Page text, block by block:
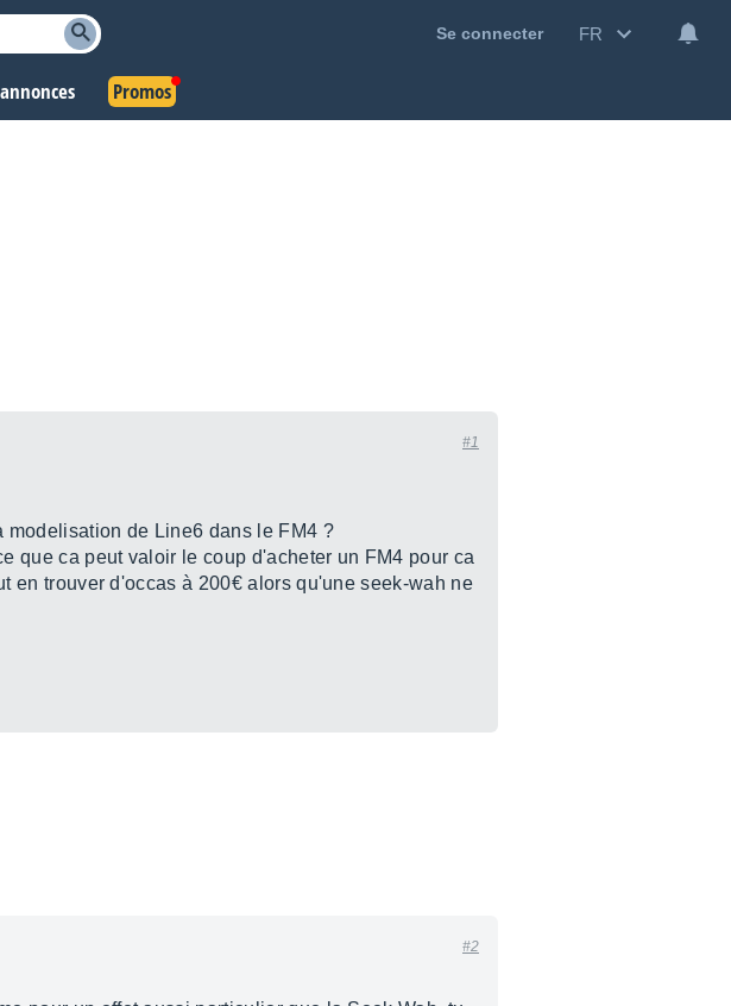
Se connecter FR
Promos
#1
de Line6 dans le FM4 ?
que ca peut valoir le coup d'acheter un FM4 pour ca
en trouver d'occas à 200€ alors qu'une seek-wah ne
#2